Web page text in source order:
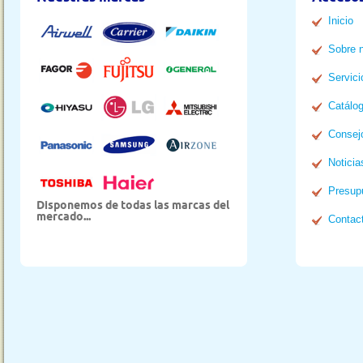
Disponemos de todas las marcas del
mercado...
Inicio
Sobre